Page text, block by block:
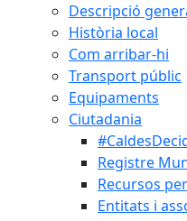
Descripció
Història local
Com arribar-hi
Transport públic
Equipaments
Ciutadania
Registre
Recursos
Entitats i